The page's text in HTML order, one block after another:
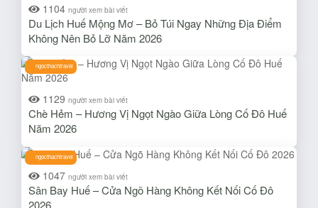
1104 người xem bài viết
Du Lịch Huế Mộng Mơ – Bỏ Túi Ngay Những Địa Điểm
Không Nên Bỏ Lỡ Năm 2026
ngocthachtravel
1129 người xem bài viết
Chè Hẻm – Hương Vị Ngọt Ngào Giữa Lòng Cố Đô Huế
Năm 2026
ngocthachtravel
1047 người xem bài viết
Sân Bay Huế – Cửa Ngõ Hàng Không Kết Nối Cố Đô
2026